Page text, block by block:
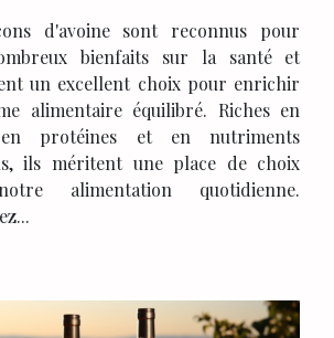
d'avoine sont reconnus pour
bienfaits sur la santé et
un excellent choix pour enrichir
alimentaire équilibré. Riches en
protéines et en nutriments
ils méritent une place de choix
alimentation quotidienne.